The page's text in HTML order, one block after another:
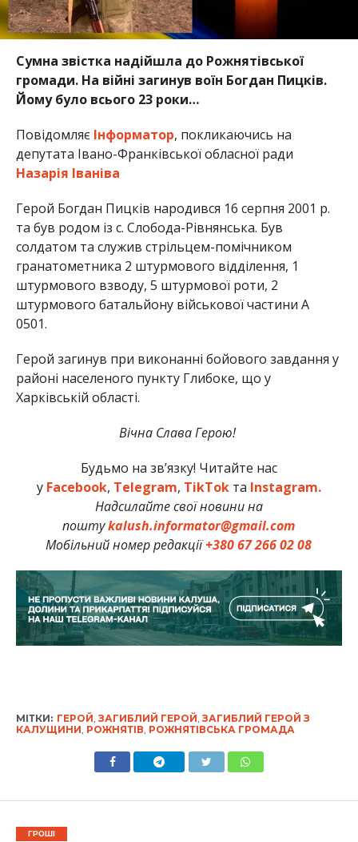
Сумна звістка надійшла до Рожнятівської
громади. На війні загинув воїн Богдан Пицків.
Йому було всього 23 роки…
Повідомляє Інформатор, покликаючись на
депутата Івано-Франківської обласної ради
Назарія Іваніва
Герой Богдан Пицків народився 16 серпня 2001 р.
та був родом із с. Слобода-Рівнянська. Був
солдатом та служив стрільцем-помічником
гранатометника 2 штурмового відділення, 1
штурмового взводу, 5 штурмової роти, 2
штурмового батальйону військової частини А
0501.
Герой загинув при виконанні бойового завдання у
районі населеного пункту Глибоке, що у
Харківській області.
Вічна Слава Герою!
Будьмо на зв’язку! Читайте нас
у Facebook, Telegram, TikTokта Instagram.
Надсилайте свої новини на
поштуkalush.informator@gmail.com
Мобільний номер редакції+380 67 266 02 08
МІТКИ: ГЕРОЙ ЗАГИБЛИЙ ГЕРОЙ ЗАГИБЛИЙ ГЕРОЙ З
КАЛУЩИНИ РОЖНЯТІВ РОЖНЯТІВСЬКА ГРОМАДА
ГРОШІ